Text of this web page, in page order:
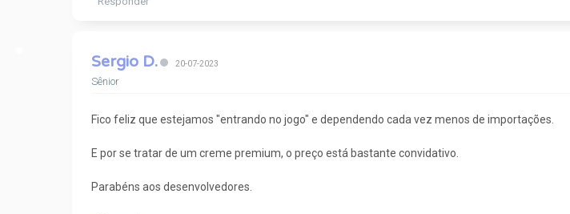
Sergio D. 20-07-2023
Sênior
Fico feliz que estejamos "entrando no jogo" e dependendo cada vez menos de importações.
E por se tratar de um creme premium, o preço está bastante convidativo.
Parabéns aos desenvolvedores.